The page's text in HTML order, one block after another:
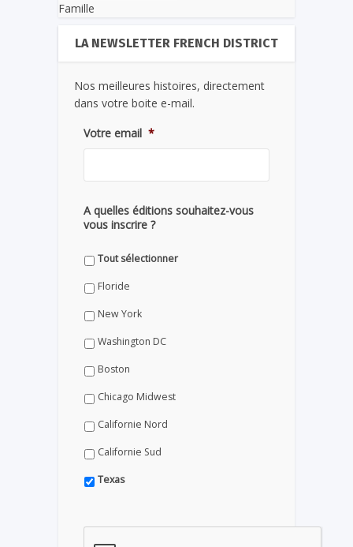
Famille
LA NEWSLETTER FRENCH DISTRICT
Nos meilleures histoires, directement
dans votre boite e-mail.
Votre email *
A quelles éditions souhaitez-vous
vous inscrire ?
Tout sélectionner
Floride
New York
Washington DC
Boston
Chicago Midwest
Californie Nord
Californie Sud
Texas